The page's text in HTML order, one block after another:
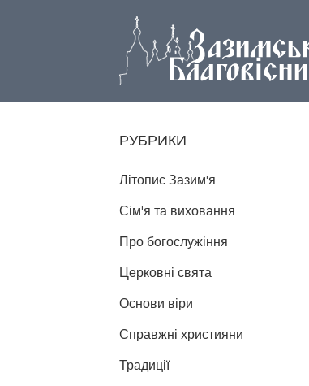
РУБРИКИ
Літопис Зазим'я
Сім'я та виховання
Про богослужіння
Церковні свята
Основи віри
Справжні християни
Традиції